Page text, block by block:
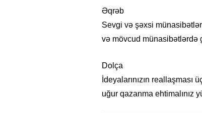
Əqrəb
Sevgi və şəxsi
və mövcud münasibətlərdə
Dolça
İdeyalarınızın reallaşması
uğur qazanma ehtimalınız